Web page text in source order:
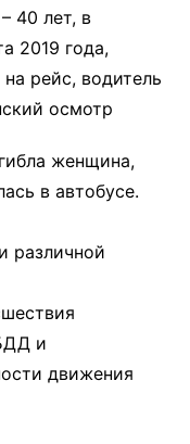
40 лет, в
2019 года,
рейс, водитель
осмотр
женщина,
в автобусе.
различной
и
движения